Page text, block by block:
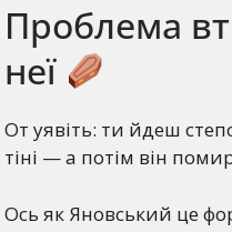
Проблема
неї
От уявіть: ти йдеш
тіні — а потім він
Ось як Яновський це